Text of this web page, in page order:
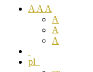
A A A
A
A
A
pl